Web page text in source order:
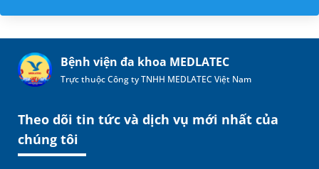
Bệnh viện đa khoa MEDLATEC
Trực thuộc Công ty TNHH MEDLATEC Việt Nam
Theo dõi tin tức và dịch vụ mới nhất của
chúng tôi